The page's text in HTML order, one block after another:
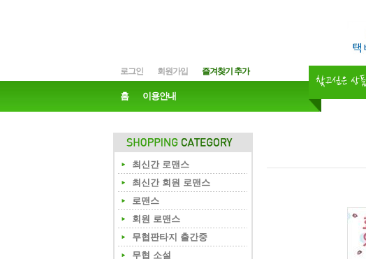
로그인 회원가입 즐겨찾기 추가
홈 이용안내
최신간 로맨스
최신간 회원 로맨스
로맨스
회원 로맨스
무협판타지 출간중
무협 소설